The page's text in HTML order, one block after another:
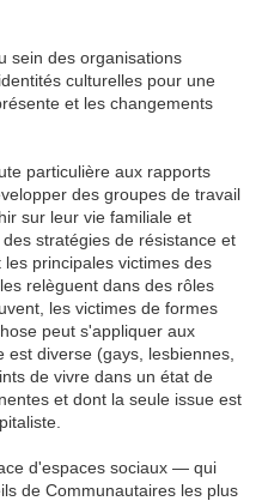
sein des organisations
culturelles pour une
et les changements
particulière aux rapports
des groupes de travail
sur leur vie familiale et
stratégies de résistance et
principales victimes des
relèguent dans des rôles
les victimes de formes
peut s'appliquer aux
est diverse (gays, lesbiennes,
de vivre dans un état de
et dont la seule issue est
d'espaces sociaux — qui
de Communautaires les plus